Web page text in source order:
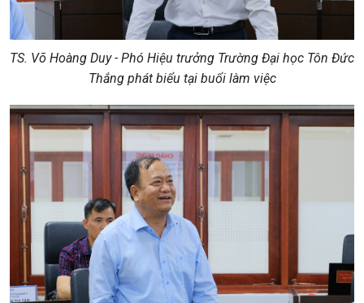
TS. Võ Hoàng Duy - Phó Hiệu trưởng Trường Đại học Tôn Đức
Thắng phát biểu tại buổi làm việc